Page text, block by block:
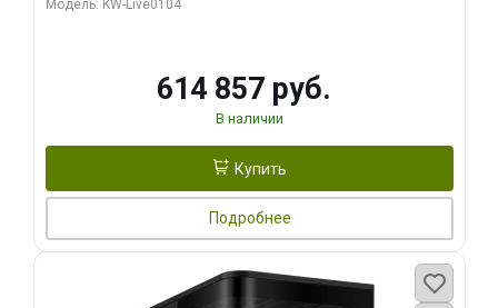
Модель: KW-Live0104
614 857 руб.
В наличии
Купить
Подробнее